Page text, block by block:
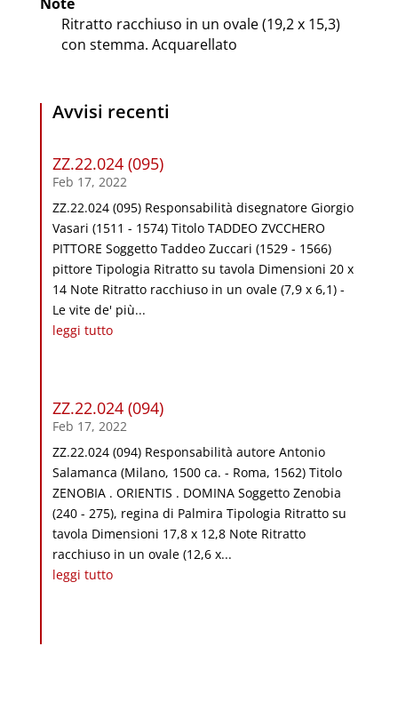
Ritratto racchiuso in un ovale (19,2 x 15,3)
con stemma. Acquarellato
Avvisi recenti
ZZ.22.024 (095)
Feb 17, 2022
ZZ.22.024 (095) Responsabilità disegnatore Giorgio
Vasari (1511 - 1574) Titolo TADDEO ZVCCHERO
PITTORE Soggetto Taddeo Zuccari (1529 - 1566)
pittore Tipologia Ritratto su tavola Dimensioni 20 x
14 Note Ritratto racchiuso in un ovale (7,9 x 6,1) -
Le vite de' più...
leggi tutto
ZZ.22.024 (094)
Feb 17, 2022
ZZ.22.024 (094) Responsabilità autore Antonio
Salamanca (Milano, 1500 ca. - Roma, 1562) Titolo
ZENOBIA . ORIENTIS . DOMINA Soggetto Zenobia
(240 - 275), regina di Palmira Tipologia Ritratto su
tavola Dimensioni 17,8 x 12,8 Note Ritratto
racchiuso in un ovale (12,6 x...
leggi tutto